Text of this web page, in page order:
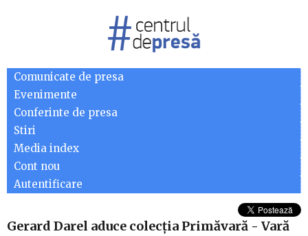
Comunicate de presa
Evenimente
Conferinte de presa
Stiri
Media index
Cont nou
Autentificare
Gerard Darel aduce colecția Primăvară - Vară